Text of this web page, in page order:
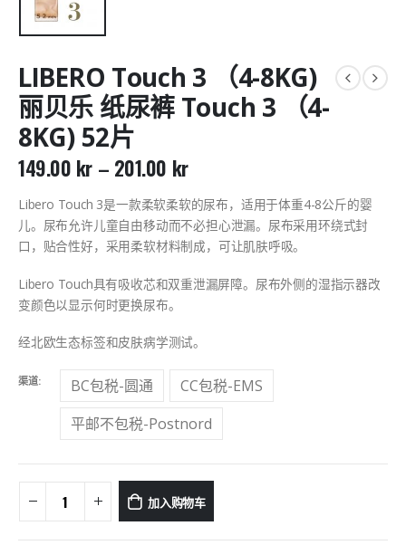
LIBERO Touch 3 （4-8KG)
丽贝乐 纸尿裤 Touch 3 （4-
8KG) 52片
149.00 kr – 201.00 kr
Libero Touch 3是一款柔软柔软的尿布，适用于体重4-8公斤的婴
儿。尿布允许儿童自由移动而不必担心泄漏。尿布采用环绕式封
口，贴合性好，采用柔软材料制成，可让肌肤呼吸。
Libero Touch具有吸收芯和双重泄漏屏障。尿布外侧的湿指示器改
变颜色以显示何时更换尿布。
经北欧生态标签和皮肤病学测试。
渠道 BC包税-圆通
CC包税-EMS
平邮不包税-Postnord
加入购物车